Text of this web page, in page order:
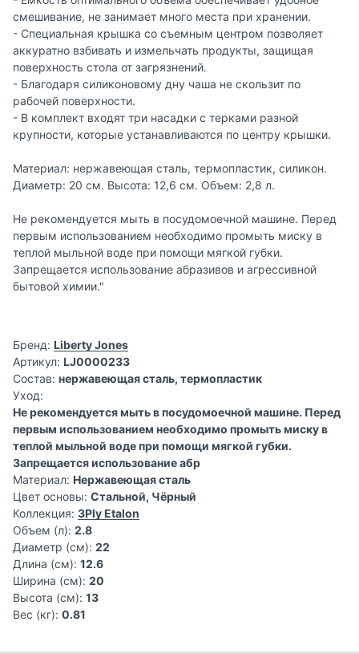
смешивание, не занимает много места при хранении.
- Специальная крышка со съемным центром позволяет
аккуратно взбивать и измельчать продукты, защищая
поверхность стола от загрязнений.
- Благодаря силиконовому дну чаша не скользит по
рабочей поверхности.
- В комплект входят три насадки с терками разной
крупности, которые устанавливаются по центру крышки.
Материал: нержавеющая сталь, термопластик, силикон.
Диаметр: 20 см. Высота: 12,6 см. Объем: 2,8 л.
Не рекомендуется мыть в посудомоечной машине. Перед
первым использованием необходимо промыть миску в
теплой мыльной воде при помощи мягкой губки.
Запрещается использование абразивов и агрессивной
бытовой химии."
Бренд: Liberty Jones
Артикул: LJ0000233
Состав: нержавеющая сталь, термопластик
Уход:
Не рекомендуется мыть в посудомоечной машине. Перед
первым использованием необходимо промыть миску в
теплой мыльной воде при помощи мягкой губки.
Запрещается использование абр
Материал: Нержавеющая сталь
Цвет основы: Стальной, Чёрный
Коллекция: 3Ply Etalon
Объем (л): 2.8
Диаметр (см): 22
Длина (см): 12.6
Ширина (см): 20
Высота (см): 13
Вес (кг): 0.81